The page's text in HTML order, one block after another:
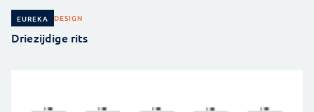
EUREKA DESIGN
Driezijdige rits